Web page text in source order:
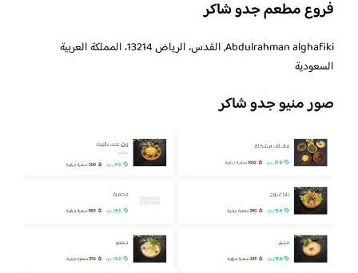
فروع مطعم جدو شاكر
Abdulrahman alghafiki, القدس، الرياض 13214، المملكة العربية
السعودية
صور منيو جدو شاكر